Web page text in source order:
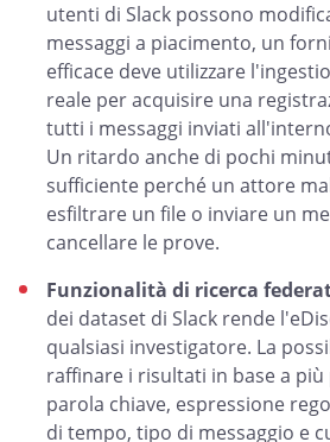
utenti di Slack possono
messaggi a piacimento, un
efficace deve utilizzare
reale per acquisire una
tutti i messaggi inviati
Un ritardo anche di pochi
sufficiente perché un attore
esfiltrare un file o inviare un
cancellare le prove.
Funzionalità di ricerca
dei dataset di Slack rende
qualsiasi investigatore. La
raffinare i risultati in base a
parola chiave, espressione
di tempo, tipo di messaggio e